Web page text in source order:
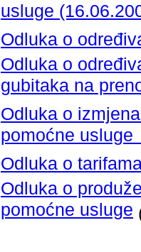
usluge
Odluka o
Odluka o
gubitaka na
Odluka o
pomoćne
Odluka o
Odluka o
pomoćne usluge